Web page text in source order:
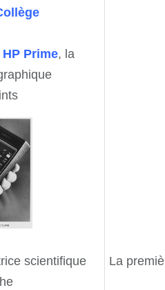
HP Prime, la
scientifique
La